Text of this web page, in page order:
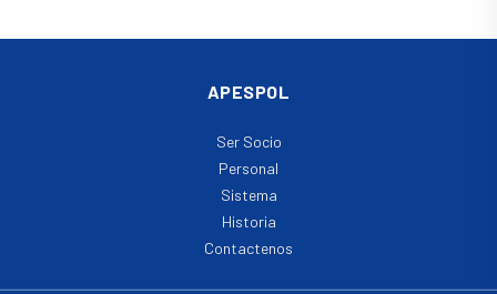
APESPOL
Ser Socio
Personal
Sistema
Historia
Contactenos